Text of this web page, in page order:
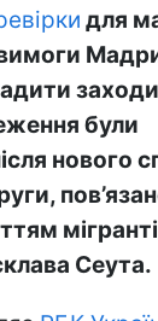
для
вимоги
заходи
були
нового
Сеута.